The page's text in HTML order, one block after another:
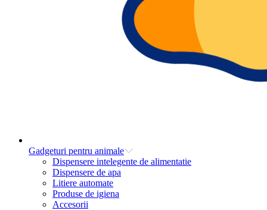
Gadgeturi pentru animale
Dispensere intelegente de alimentatie
Dispensere de apa
Litiere automate
Produse de igiena
Accesorii